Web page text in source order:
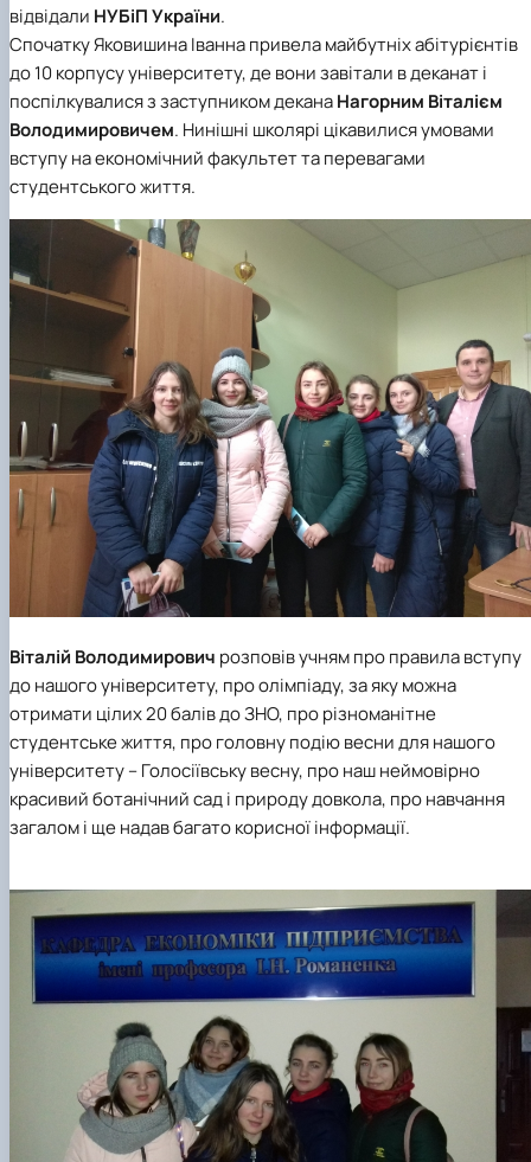
відвідали НУБіП України.
Спочатку Яковишина Іванна привела майбутніх абітурієнтів
до 10 корпусу університету, де вони завітали в деканат і
поспілкувалися з заступником деканаНагорним Віталієм
Володимировичем. Нинішні школярі цікавилися умовами
вступу на економічний факультет та перевагами
студентського життя.
Віталій Володимирович розповів учням про правила вступу
до нашого університету, про олімпіаду, за яку можна
отримати цілих 20 балів до ЗНО, про різноманітне
студентське життя, про головну подію весни для нашого
університету – Голосіївську весну, про наш неймовірно
красивий ботанічний сад і природу довкола, про навчання
загалом і ще надав багато корисної інформації.